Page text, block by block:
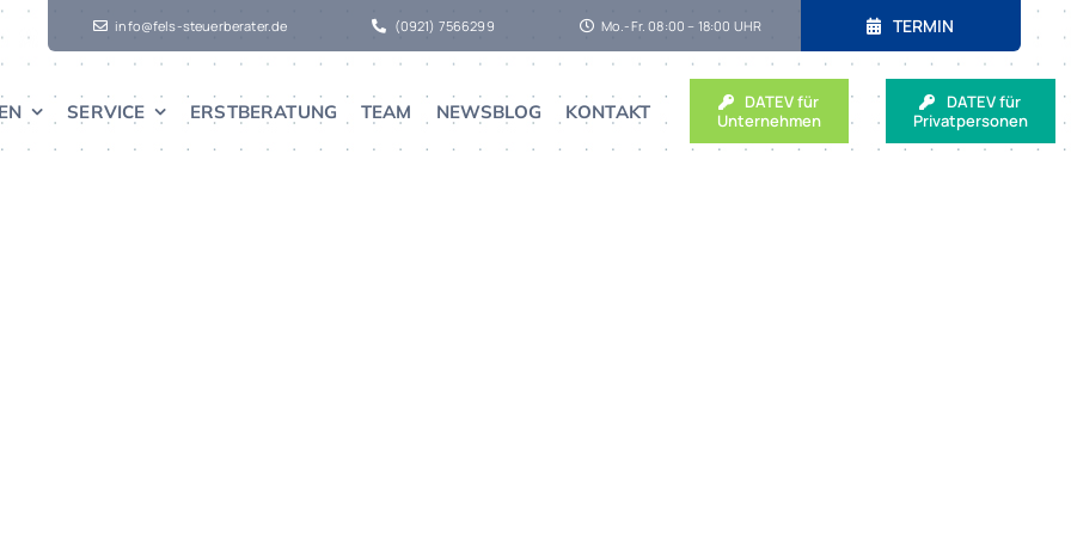
info@fels-steuerberater.de (0921) 7566299 Mo.-Fr. 08:00 – 18:00 UHR TERMIN
SERVICE ERSTBERATUNG TEAM NEWSBLOG KONTAKT
DATEV für
Unternehmen
DATEV für
Privatpersonen